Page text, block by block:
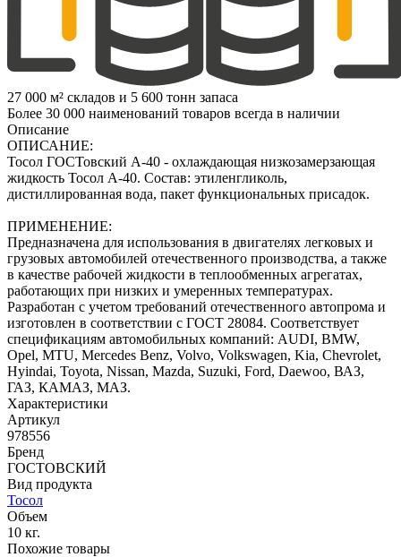
27 000 м² складов и 5 600 тонн запаса
Более 30 000 наименований товаров всегда в наличии
Описание
ОПИСАНИЕ:
Тосол ГОСТовский А-40 - охлаждающая низкозамерзающая
жидкость Тосол А-40. Состав: этиленгликоль,
дистиллированная вода, пакет функциональных присадок.
ПРИМЕНЕНИЕ:
Предназначена для использования в двигателях легковых и
грузовых автомобилей отечественного производства, а также
в качестве рабочей жидкости в теплообменных агрегатах,
работающих при низких и умеренных температурах.
Разработан с учетом требований отечественного автопрома и
изготовлен в соответствии с ГОСТ 28084. Соответствует
спецификациям автомобильных компаний: AUDI, BMW,
Opel, MTU, Mercedes Benz, Volvo, Volkswagen, Kia, Chevrolet,
Hyindai, Toyota, Nissan, Mazda, Suzuki, Ford, Daewoo, ВАЗ,
ГАЗ, КАМАЗ, МАЗ.
Характеристики
Артикул
978556
Бренд
ГОСТОВСКИЙ
Вид продукта
Тосол
Объем
10 кг.
Похожие товары